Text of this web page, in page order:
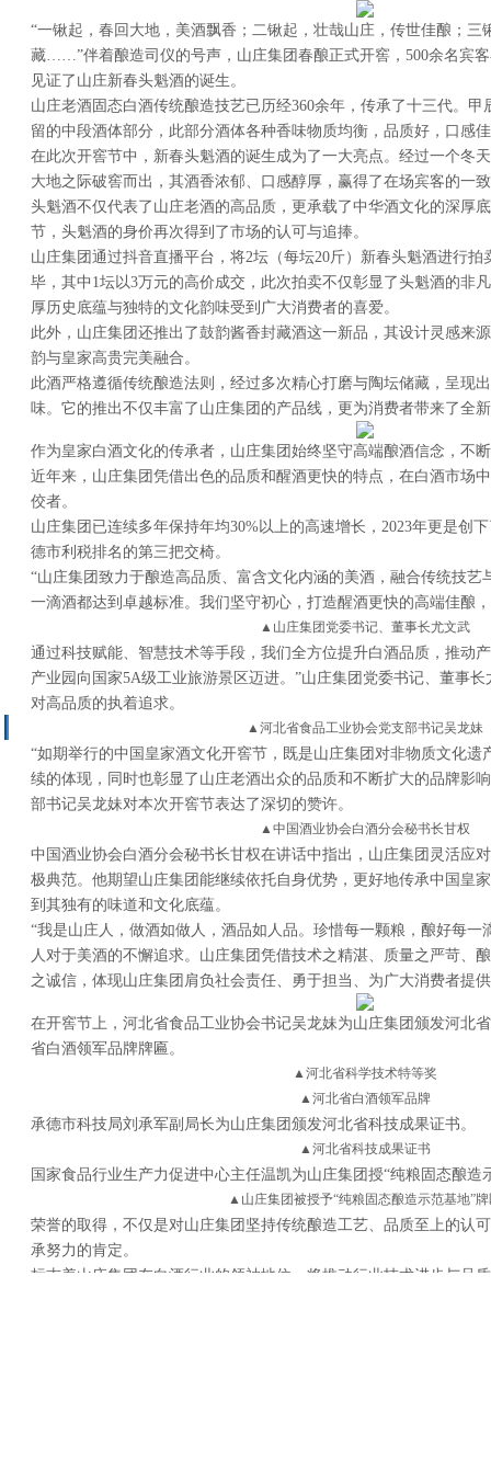
“一锹起，春回大地，美酒飘香；二锹起，壮哉山庄，传世佳酿；三
藏……”伴着酿造司仪的号声，山庄集团春酿正式开窖，500余名宾
见证了山庄新春头魁酒的诞生。
山庄老酒固态白酒传统酿造技艺已历经360余年，传承了十三代。
留的中段酒体部分，此部分酒体各种香味物质均衡，品质好，口感
在此次开窖节中，新春头魁酒的诞生成为了一大亮点。经过一个冬
大地之际破窖而出，其酒香浓郁、口感醇厚，赢得了在场宾客的一
头魁酒不仅代表了山庄老酒的高品质，更承载了中华酒文化的深厚
节，头魁酒的身价再次得到了市场的认可与追捧。
山庄集团通过抖音直播平台，将2坛（每坛20斤）新春头魁酒进行拍
毕，其中1坛以3万元的高价成交，此次拍卖不仅彰显了头魁酒的非
厚历史底蕴与独特的文化韵味受到广大消费者的喜爱。
此外，山庄集团还推出了鼓韵酱香封藏酒这一新品，其设计灵感来
韵与皇家高贵完美融合。
此酒严格遵循传统酿造法则，经过多次精心打磨与陶坛储藏，呈现
味。它的推出不仅丰富了山庄集团的产品线，更为消费者带来了全
作为皇家白酒文化的传承者，山庄集团始终坚守高端酿酒信念，不
近年来，山庄集团凭借出色的品质和醒酒更快的特点，在白酒市场
佼者。
山庄集团已连续多年保持年均30%以上的高速增长，2023年更是创
德市利税排名的第三把交椅。
“山庄集团致力于酿造高品质、富含文化内涵的美酒，融合传统技艺
一滴酒都达到卓越标准。我们坚守初心，打造醒酒更快的高端佳酿
▲山庄集团党委书记、董事长尤文武
通过科技赋能、智慧技术等手段，我们全方位提升白酒品质，推动
产业园向国家5A级工业旅游景区迈进。”山庄集团党委书记、董事长
对高品质的执着追求。
▲河北省食品工业协会党支部书记吴龙妹
“如期举行的中国皇家酒文化开窖节，既是山庄集团对非物质文化遗
续的体现，同时也彰显了山庄老酒出众的品质和不断扩大的品牌影
部书记吴龙妹对本次开窖节表达了深切的赞许。
▲中国酒业协会白酒分会秘书长甘权
中国酒业协会白酒分会秘书长甘权在讲话中指出，山庄集团灵活应
极典范。他期望山庄集团能继续依托自身优势，更好地传承中国皇
到其独有的味道和文化底蕴。
“我是山庄人，做酒如做人，酒品如人品。珍惜每一颗粮，酿好每一
人对于美酒的不懈追求。山庄集团凭借技术之精湛、质量之严苛、
之诚信，体现山庄集团肩负社会责任、勇于担当、为广大消费者提
在开窖节上，河北省食品工业协会书记吴龙妹为山庄集团颁发河北
省白酒领军品牌牌匾。
▲河北省科学技术特等奖
▲河北省白酒领军品牌
承德市科技局刘承军副局长为山庄集团颁发河北省科技成果证书。
▲河北省科技成果证书
国家食品行业生产力促进中心主任温凯为山庄集团授“纯粮固态酿造
▲山庄集团被授予“纯粮固态酿造示范基地”
荣誉的取得，不仅是对山庄集团坚持传统酿造工艺、品质至上的认
承努力的肯定。
标志着山庄集团在白酒行业的领袖地位，将推动行业技术进步与品